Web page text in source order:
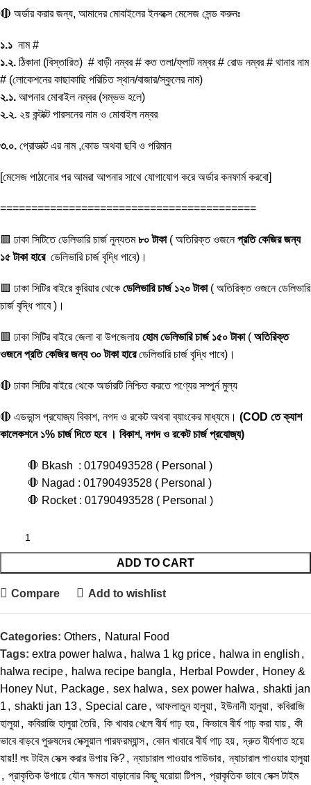
🔴 অর্ডার করার জন্য, আমাদের মোবাইলের ইনবক্সে মেসেজ সেন্ড করুনঃ
১.১ নাম #
১.২. ঠিকানা (বিস্তারিত) # বাড়ী নম্বর # কত তলা/ফ্লাট নম্বর # রোড নম্বর # থানার নাম
# (লোকেশনের কাছাকাছি পরিচিত স্থান/বাজার/স্কুলের নাম)
২.১. আপনার মোবাইল নম্বর (সম্ভভ হলে)
২.২. ২য় কন্টাক্ট পারসনের নাম ও মোবাইল নম্বর
৩.০. প্রোডাক্ট এর নাম ,কোড অথবা ছবি ও পরিমান
[মেসেজ পাঠানোর পর আমরা আপনার সাথে যোগাযোগ করে অর্ডার কনফার্ম করবো]
=========================================
🟥 ঢাকা সিটিতে ডেলিভারি চার্জ নুন্যতম৮০ টাকা( অতিরিক্ত ওজনেপ্রতি কেজির জন্য
১৫ টাকা হারে ডেলিভারি চার্জ বৃদ্ধি পাবে)।
🟥 ঢাকা সিটির বাইরে কুরিয়ার থেকে ডেলিভারি চার্জ ১২০ টাকা( অতিরিক্ত ওজনে ডেলিভারি
চার্জ বৃদ্ধি পাবে )।
🟥 ঢাকা সিটির বাইরে জেলা বা উপজেলায় হোম ডেলিভারি চার্জ ১৫০ টাকা ( অতিরিক্ত
ওজনে প্রতি কেজির জন্য ৩০ টাকা হারেডেলিভারি চার্জ বৃদ্ধি পাবে)।
🔴 ঢাকা সিটির বাইরে থেকে অর্ডারটি নিশ্চিত করতে পণ্যের সম্পুর্ন মুল্য
🔴 এডভান্স প্রযোজ্য বিকাশ, নগদ ও রকেট অথবা ব্যাংকের মাধ্যমে। (COD তে ক্যাশ
কালেকশনে ১% চার্জ দিতে হবে । বিকাশ, নগদ ও রকেট চার্জ প্রযোজ্য)
🛑 Bkash : 01790493528 ( Personal )
🛑 Nagad : 01790493528 ( Personal )
🛑 Rocket : 01790493528 ( Personal )
ADD TO CART
Compare Add to wishlist
Categories: Others, Natural Food
Tags: extra power halwa , halwa 1 kg price, halwa in english ,
halwa recipe, halwa recipe bangla , Herbal Powder, Honey &
Honey Nut, Package, sex halwa , sex power halwa , shakti jan
1 , shakti jan 13, Special care, আফলাতুন হালুয়া, ইউনানী হালুয়া, কবিরাজি
হালুয়া, কবিরাজি হালুয়া তৈরি, কি খাবার খেলে বীর্য গাঢ় হয়, কিভাবে বীর্য গাঢ় করা যায়, কী
ভাবে বাড়বে পুরুষদের সেক্সুয়াল পারফরম্যান্স, কোন খাবারে বীর্য গাঢ় হয়, দ্রুত বীর্যপাত হয়ে
যায়!! লং টাইম সেক্স করার উপায় কি?, ন্যাচারাল পাওয়ার পাউডার, ন্যাচারাল পাওয়ার হালুয়া
, প্রাকৃতিক উপায়ে যৌন ক্ষমতা বাড়ানোর কিছু ঘরোয়া টিপস, প্রাকৃতিক ভাবে সেক্স টাইম